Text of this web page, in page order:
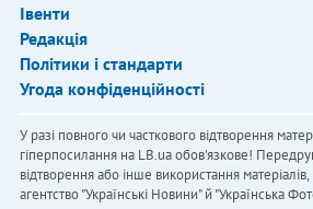
Івенти
Редакція
Політики і стандарти
Угода конфіденційності
У разі повного чи часткового відтворення
гіперпосилання на LB.ua обов'язкове!
відтворення або інше використання
агентство "Українськi Новини" й "Українська